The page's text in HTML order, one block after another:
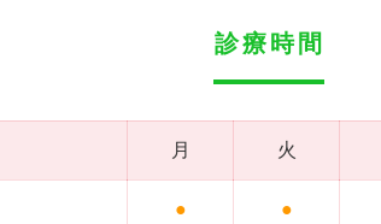
診療時間
月 火
● ●